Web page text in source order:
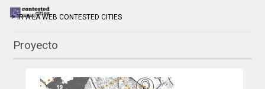
> IR A LA WEB CONTESTED CITIES
Proyecto